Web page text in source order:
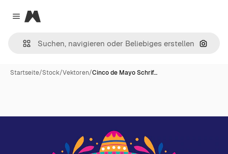
Close menu
Magnific
Nach
Startseite/Stock/Vektoren/Cinco de Mayo Schrif…